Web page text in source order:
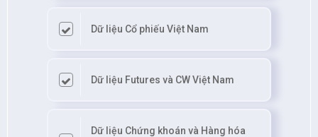
Dữ liệu Cổ phiếu Việt Nam
Dữ liệu Futures và CW Việt Nam
Dữ liệu Chứng khoán và Hàng hóa